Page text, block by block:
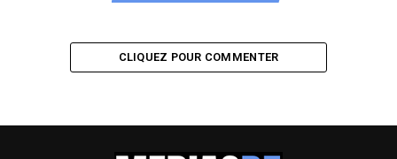
CLIQUEZ POUR COMMENTER